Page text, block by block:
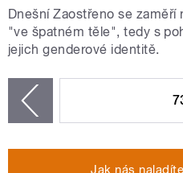
Dnešní Zaostřeno se zaměří
"ve špatném těle", tedy s
jejich genderové identitě.
Jak nás